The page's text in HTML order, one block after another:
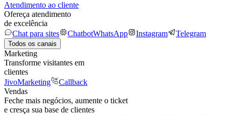
Atendimento ao cliente
Ofereça atendimento
de excelência
Chat para sites
ChatbotWhatsApp Instagram Telegram
Todos os canais
Marketing
Transforme visitantes em
clientes
JivoMarketing
Callback
Vendas
Feche mais negócios, aumente o ticket
e cresça sua base de clientes